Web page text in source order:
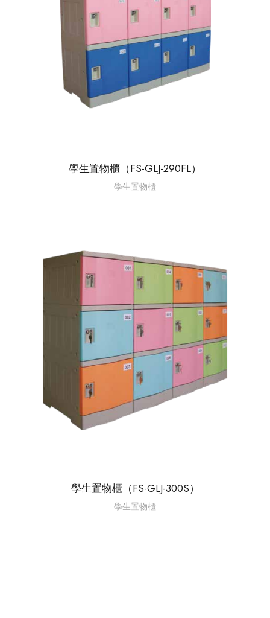
學生置物櫃（FS-GLJ-290FL）
學生置物櫃
學生置物櫃（FS-GLJ-300S）
學生置物櫃